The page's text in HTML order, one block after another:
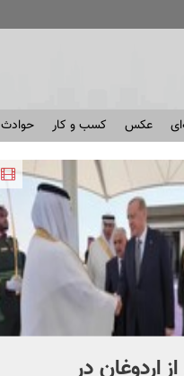
عکس کسب و کار حوادث
اردوغان در